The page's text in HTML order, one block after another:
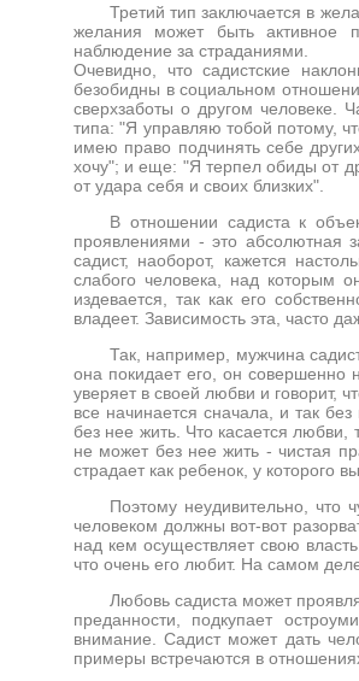
Третий тип заключается в
желания может быть активное
наблюдение за страданиями.
Очевидно, что садистские
безобидны в социальном
сверхзаботы о другом человеке.
типа: "Я управляю тобой потому,
имею право подчинять себе
хочу"; и еще: "Я терпел обиды от
от удара себя и своих близких".
В отношении садиста к
проявлениями - это абсолютная
садист, наоборот, кажется
слабого человека, над которым
издевается, так как его
владеет. Зависимость эта, часто
Так, например, мужчина
она покидает его, он совершенно
уверяет в своей любви и говорит,
все начинается сначала, и так
без нее жить. Что касается любви,
не может без нее жить - чистая
страдает как ребенок, у которого
Поэтому неудивительно, что
человеком должны вот-вот
над кем осуществляет свою
что очень его любит. На самом
Любовь садиста может
преданности, подкупает
внимание. Садист может дать
примеры встречаются в